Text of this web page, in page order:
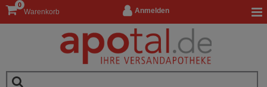
Anmelden
Warenkorb
0